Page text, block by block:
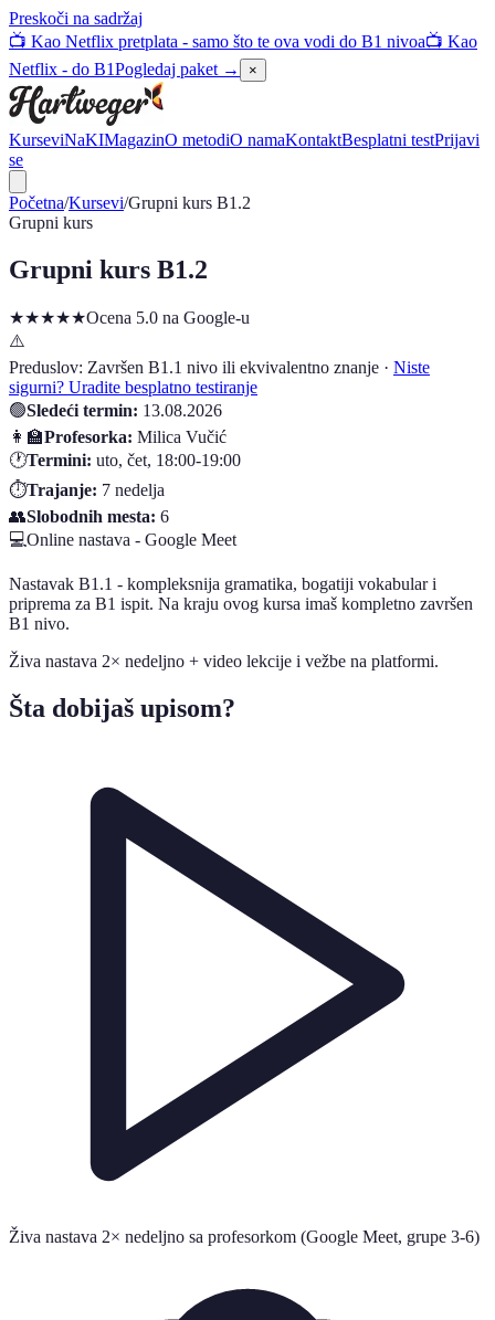
Preskoči na sadržaj
📺 Kao Netflix pretplata - samo što te ova vodi do B1 nivoa📺 Kao
Netflix - do B1Pogledaj paket → ×
KurseviNaKIMagazinO metodiO namaKontaktBesplatni testPrijavi
se
Početna/Kursevi/Grupni kurs B1.2
Grupni kurs
Grupni kurs B1.2
★★★★★Ocena 5.0 na Google-u
⚠️
Preduslov: Završen B1.1 nivo ili ekvivalentno znanje · Niste
sigurni? Uradite besplatno testiranje
🟢Sledeći termin: 13.08.2026
👩‍🏫Profesorka: Milica Vučić
🕐Termini: uto, čet, 18:00-19:00
⏱️Trajanje: 7 nedelja
👥Slobodnih mesta: 6
💻Online nastava - Google Meet
Nastavak B1.1 - kompleksnija gramatika, bogatiji vokabular i
priprema za B1 ispit. Na kraju ovog kursa imaš kompletno završen
B1 nivo.
Živa nastava 2× nedeljno + video lekcije i vežbe na platformi.
Šta dobijaš upisom?
Živa nastava 2× nedeljno sa profesorkom (Google Meet, grupe 3-6)